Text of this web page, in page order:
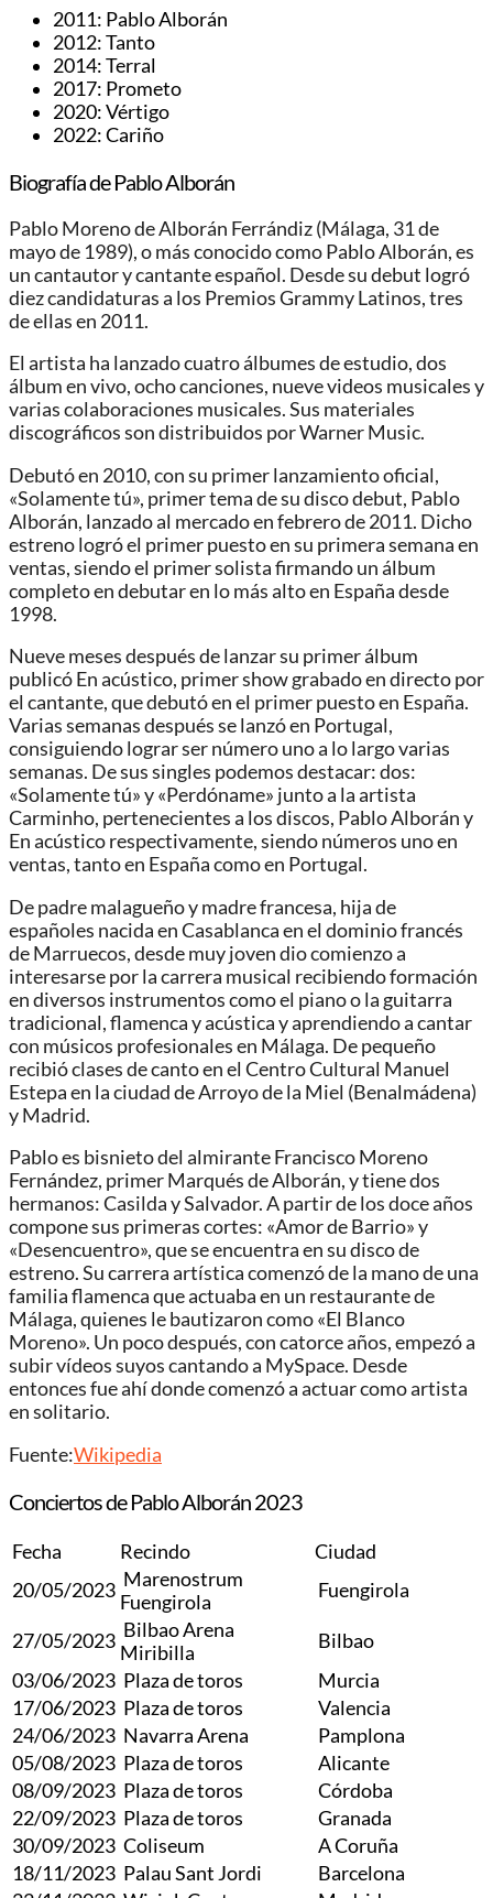
2011: Pablo Alborán
2012: Tanto
2014: Terral
2017: Prometo
2020: Vértigo
2022: Cariño
Biografía de Pablo Alborán
Pablo Moreno de Alborán Ferrándiz​ (Málaga, 31 de
mayo de 1989), o más conocido como Pablo Alborán, es
un cantautor y cantante español. Desde su debut logró
diez candidaturas a los Premios Grammy Latinos, tres
de ellas en 2011.​
El artista ha lanzado cuatro álbumes de estudio, dos
álbum en vivo, ocho canciones, nueve videos musicales y
varias colaboraciones musicales. Sus materiales
discográficos son distribuidos por Warner Music.
Debutó en 2010, con su primer lanzamiento oficial,
«Solamente tú», primer tema de su disco debut, Pablo
Alborán, lanzado al mercado en febrero de 2011. Dicho
estreno logró el primer puesto en su primera semana en
ventas, siendo el primer solista firmando un álbum
completo en debutar en lo más alto en España desde
1998.
Nueve meses después de lanzar su primer álbum
publicó En acústico, primer show grabado en directo por
el cantante, que debutó en el primer puesto en España.
Varias semanas después se lanzó en Portugal,
consiguiendo lograr ser número uno a lo largo varias
semanas. De sus singles podemos destacar: dos:
«Solamente tú» y «Perdóname» junto a la artista
Carminho, pertenecientes a los discos, Pablo Alborán y
En acústico respectivamente, siendo números uno en
ventas, tanto en España como en Portugal.
De padre malagueño y madre francesa, hija de
españoles nacida en Casablanca en el dominio francés
de Marruecos, desde muy joven dio comienzo a
interesarse por la carrera musical recibiendo formación
en diversos instrumentos como el piano o la guitarra
tradicional, flamenca y acústica y aprendiendo a cantar
con músicos profesionales en Málaga. De pequeño
recibió clases de canto en el Centro Cultural Manuel
Estepa en la ciudad de Arroyo de la Miel (Benalmádena)
y Madrid.
Pablo es bisnieto del almirante Francisco Moreno
Fernández, primer Marqués de Alborán, y tiene dos
hermanos: Casilda y Salvador. A partir de los doce años
compone sus primeras cortes: «Amor de Barrio» y
«Desencuentro», que se encuentra en su disco de
estreno. Su carrera artística comenzó de la mano de una
familia flamenca que actuaba en un restaurante de
Málaga, quienes le bautizaron como «El Blanco
Moreno». Un poco después, con catorce años, empezó a
subir vídeos suyos cantando a MySpace. Desde
entonces fue ahí donde comenzó a actuar como artista
en solitario.
Fuente:Wikipedia
Conciertos de Pablo Alborán 2023
Fecha Recindo
Ciudad
20/05/2023 Marenostrum
Fuengirola
Fuengirola
27/05/2023 Bilbao Arena
Miribilla
Bilbao
03/06/2023 Plaza de toros
Murcia
17/06/2023 Plaza de toros
Valencia
24/06/2023 Navarra Arena
Pamplona
05/08/2023 Plaza de toros
Alicante
08/09/2023 Plaza de toros
Córdoba
22/09/2023 Plaza de toros
Granada
30/09/2023 Coliseum
A Coruña
18/11/2023 Palau Sant Jordi
Barcelona